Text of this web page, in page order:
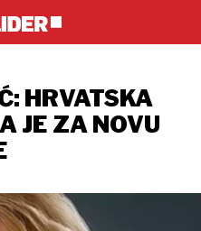
HRVATSKA
JE ZA NOVU